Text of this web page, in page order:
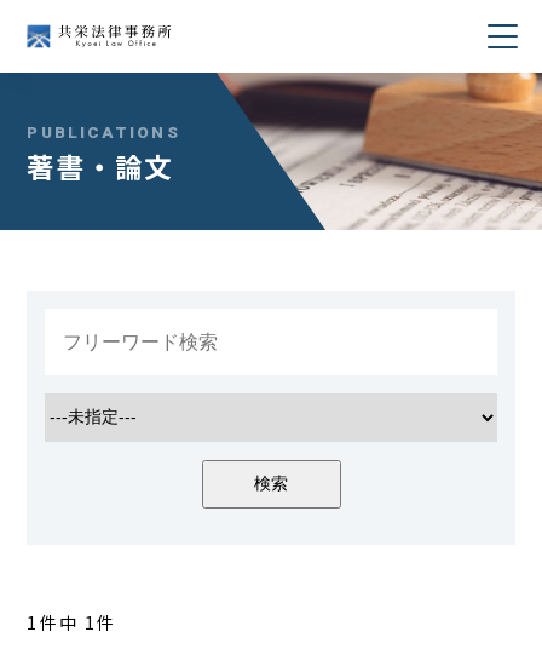
業務分野
コラム
PUBLICATIONS
著書・論文
1件中 1件